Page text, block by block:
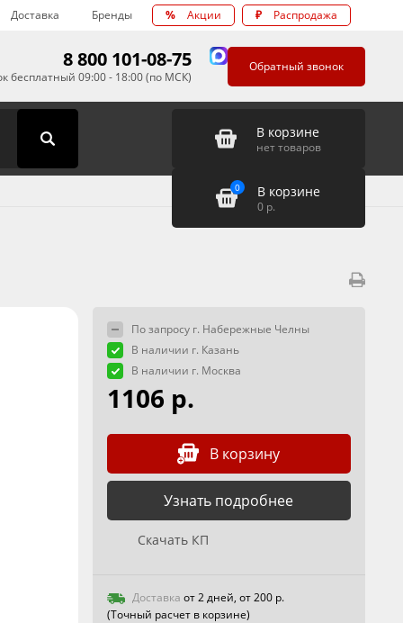
Доставка Бренды % Акции ₽ Распродажа
8 800 101-08-75
бесплатный 09:00 - 18:00 (по МСК)
Обратный звонок
В корзине
нет товаров
0 В корзине
0 р.
По запросу г. Набережные Челны
В наличии г. Казань
В наличии г. Москва
1106 р.
В корзину
Узнать подробнее
Скачать КП
Доставка от 2 дней, от 200 р.
(Точный расчет в корзине)